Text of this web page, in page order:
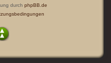
durch phpBB.de